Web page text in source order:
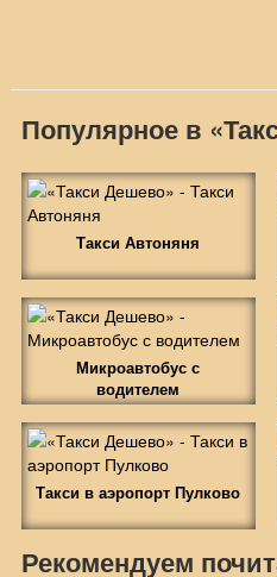
Популярное в
Такси Автоняня
Микроавтобус с
водителем
Такси в аэропорт Пулково
Рекомендуем